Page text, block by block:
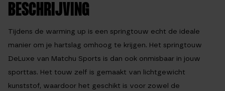
BESCHRIJVING
Tijdens de warming up is een springtouw echt de ideale
manier om je hartslag omhoog te krijgen. Het springtouw
DeLuxe van Matchu Sports is dan ook onmisbaar in jouw
sporttas. Het touw zelf is gemaakt van lichtgewicht
kunststof, waardoor het geschikt is voor zowel de